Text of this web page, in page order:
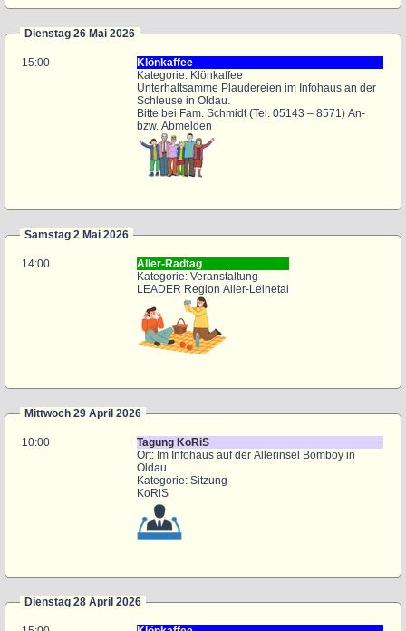
Dienstag 26 Mai 2026
15:00
Klönkaffee
Kategorie: Klönkaffee
Unterhaltsamme Plaudereien im Infohaus an der
Schleuse in Oldau.
Bitte bei Fam. Schmidt (Tel. 05143 – 8571) An-
bzw. Abmelden
Samstag 2 Mai 2026
14:00
Aller-Radtag
Kategorie: Veranstaltung
LEADER Region Aller-Leinetal
Mittwoch 29 April 2026
10:00
Tagung KoRiS
Ort: Im Infohaus auf der Allerinsel Bomboy in
Oldau
Kategorie: Sitzung
KoRiS
Dienstag 28 April 2026